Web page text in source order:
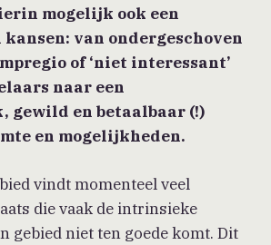
mogelijk ook een
van ondergeschoven
of ‘niet interessant’
naar een
en betaalbaar (!)
en mogelijkheden.
vindt momenteel veel
die vaak de intrinsieke
gebied niet ten goede komt. Dit